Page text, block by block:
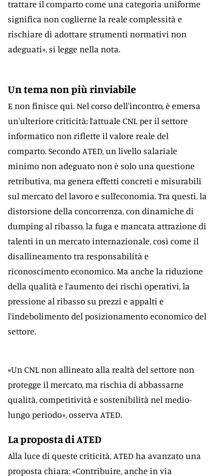
trattare il comparto come una categoria uniforme
significa non coglierne la reale complessità e
rischiare di adottare strumenti normativi non
adeguati», si legge nella nota.
Un tema non più rinviabile
E non finisce qui. Nel corso dell'incontro, è emersa
un'ulteriore criticità: l’attuale CNL per il settore
informatico non riflette il valore reale del
comparto. Secondo ATED, un livello salariale
minimo non adeguato non è solo una questione
retributiva, ma genera effetti concreti e misurabili
sul mercato del lavoro e sull’economia. Tra questi, la
distorsione della concorrenza, con dinamiche di
dumping al ribasso, la fuga e mancata attrazione di
talenti in un mercato internazionale, così come il
disallineamento tra responsabilità e
riconoscimento economico. Ma anche la riduzione
della qualità e l'aumento dei rischi operativi, la
pressione al ribasso su prezzi e appalti e
l'indebolimento del posizionamento economico del
settore.
«Un CNL non allineato alla realtà del settore non
protegge il mercato, ma rischia di abbassarne
qualità, competitività e sostenibilità nel medio-
lungo periodo», osserva ATED.
La proposta di ATED
Alla luce di queste criticità, ATED ha avanzato una
proposta chiara: «Contribuire, anche in via